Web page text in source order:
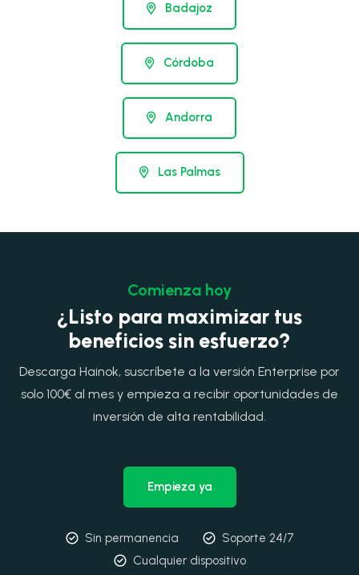
Badajoz
Córdoba
Andorra
Las Palmas
Comienza hoy
¿Listo para maximizar tus
beneficios sin esfuerzo?
Descarga Hainok, suscríbete a la versión Enterprise por
solo 100€ al mes y empieza a recibir oportunidades de
inversión de alta rentabilidad.
Empieza ya
Sin permanencia
Soporte 24/7
Cualquier dispositivo